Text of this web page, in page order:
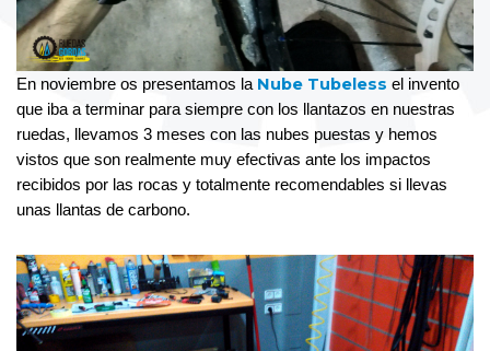
En noviembre os presentamos la Nube Tubeless el invento
que iba a terminar para siempre con los llantazos en nuestras
ruedas, llevamos 3 meses con las nubes puestas y hemos
vistos que son realmente muy efectivas ante los impactos
recibidos por las rocas y totalmente recomendables si llevas
unas llantas de carbono.